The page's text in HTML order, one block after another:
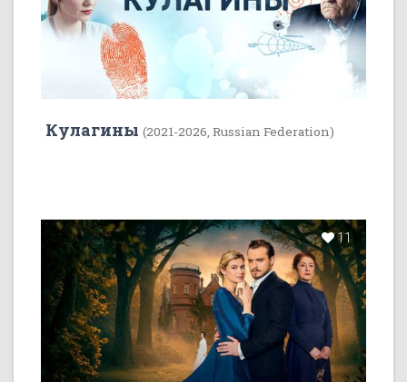
Кулагины (2021-2026, Russian Federation)
11